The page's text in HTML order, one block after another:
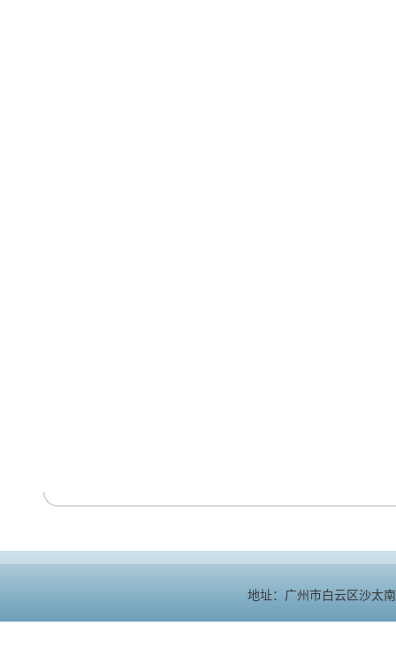
地址：广州市白云区沙太